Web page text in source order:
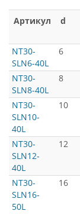
Артикул d
NT30-
SLN6-40L
6
NT30-
SLN8-40L
8
NT30-
SLN10-
40L
10
NT30-
SLN12-
40L
12
NT30-
SLN16-
50L
16